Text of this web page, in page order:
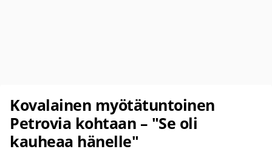
Kovalainen myötätuntoinen
Petrovia kohtaan – "Se oli
kauheaa hänelle"